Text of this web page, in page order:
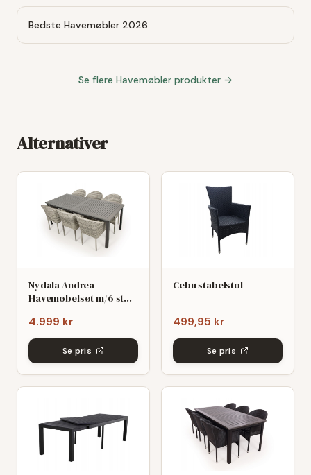
Bedste Havemøbler 2026
Se flere Havemøbler produkter →
Alternativer
Nydala Andrea
Havemøbelsøt m/6 stole
grø
4.999 kr
Se pris
Cebu stabelstol
499,95 kr
Se pris